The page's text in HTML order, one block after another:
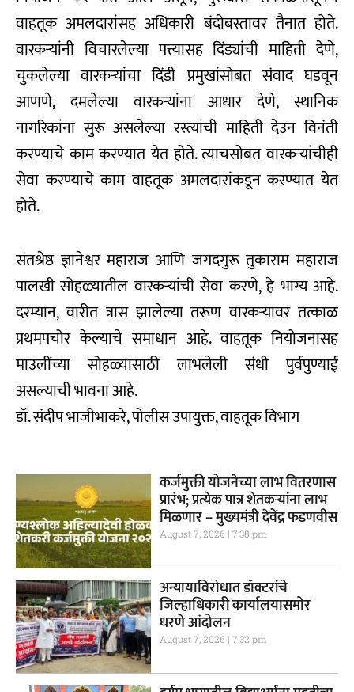
वाहतूक अमलदारांसह अधिकारी बंदोबस्तावर तैनात होते.
वारकर्‍यांनी विचारलेल्या पत्त्यासह दिंड्यांची माहिती देणे,
चुकलेल्या वारकर्‍यांचा दिंडी प्रमुखांसोबत संवाद घडवून
आणणे, दमलेल्या वारकर्‍यांना आधार देणे, स्थानिक
नागरिकांना सुरू असलेल्या रस्त्यांची माहिती देउन विनंती
करण्याचे काम करण्यात येत होते. त्याचसोबत वारकर्‍यांचीही
सेवा करण्याचे काम वाहतूक अमलदारांकडून करण्यात येत
होते.
संतश्रेष्ठ ज्ञानेश्वर महाराज आणि जगदगुरू तुकाराम महाराज
पालखी सोहळ्यातील वारकर्‍यांची सेवा करणे, हे भाग्य आहे.
दरम्यान, वारीत त्रास झालेल्या तरूण वारकर्‍यावर तत्काळ
प्रथमपचोर केल्याचे समाधान आहे. वाहतूक नियोजनासह
माउलींच्या सोहळ्यासाठी लाभलेली संधी पुर्वपुण्याई
असल्याची भावना आहे.
डॉ. संदीप भाजीभाकरे, पोलीस उपायुक्त, वाहतूक विभाग
कर्जमुक्ती योजनेच्या लाभ वितरणास
प्रारंभ; प्रत्येक पात्र शेतकऱ्यांना लाभ
मिळणार – मुख्यमंत्री देवेंद्र फडणवीस
August 7, 2026 7:38 pm
अन्यायाविरोधात डॉक्टरांचे
जिल्हाधिकारी कार्यालयासमोर
धरणे आंदोलन
August 7, 2026 7:32 pm